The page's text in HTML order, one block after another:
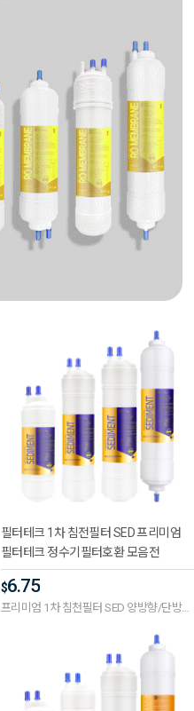
필터테크 1차 침전필터 SED 프리미엄
필터테크 정수기필터호환 모음전
$6.75
프리미엄 1차 침천필터 SED 양방향/단방향,